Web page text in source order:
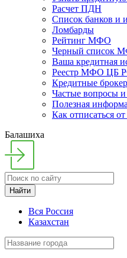
Расчет ПДН
Список банков и
Ломбарды
Рейтинг МФО
Черный список
Ваша кредитная
Реестр МФО ЦБ
Кредитные
Частые вопросы
Полезная
Как отписаться
Балашиха
Найти
Вся Россия
Казахстан